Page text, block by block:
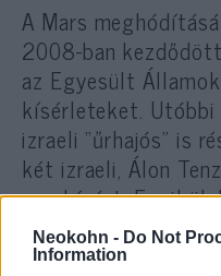
Neokohn - Do Not
Information
A Mars
2008-ban
az Egyesült
kísérleteket. Utóbbi
izraeli “űrhajós” is
két izraeli, Álon
meghívást.
másikuk
eseményekben.